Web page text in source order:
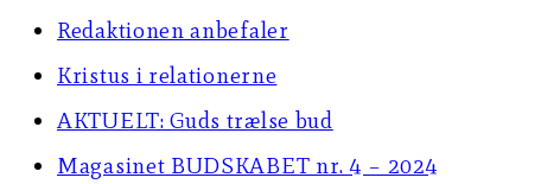
close
search
Redaktionen anbefaler
Kristus i relationerne
AKTUELT: Guds trælse bud
Magasinet BUDSKABET nr. 4 – 2024